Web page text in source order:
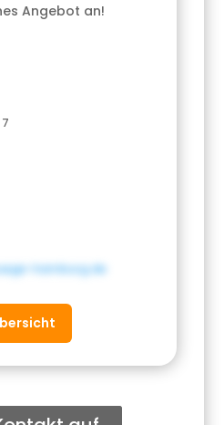
Angebot an!
hamburg.de